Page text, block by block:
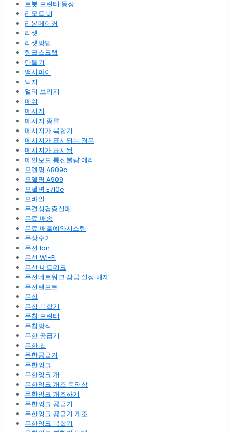
로봇 프린터 등장
리모트 UI
리본메이커
리셋
리셋방법
링크스크랩
만들기
맥시파이
먹지
멀티 브리지
메쉬
메시지
메시지 종류
메시지가 복합기
메시지가 표시되는 경우
메시지가 표시됨
메인보드 통신불량 에러
모델명 A809a
모델명 A909
모델명 E710e
모바일
무결성검증실패
무료 배송
무료 배출예약시스템
무상수거
무선 lan
무선 Wi-Fi
무선 네트워크
무선네트워크 잠금 설정 해제
무선랜포트
무칩
무칩 복합기
무칩 프린터
무칩방식
무한 공급기
무한 칩
무한공급기
무한잉크
무한잉크 개
무한잉크 개조 동영상
무한잉크 개조하기
무한잉크 공급기
무한잉크 공급기 개조
무한잉크 복합기